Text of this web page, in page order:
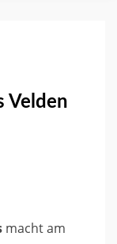
Velden
macht am